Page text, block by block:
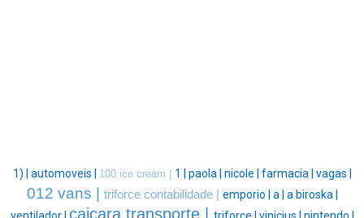
1) | automoveis | 100 ice cream | 1 | paola | nicole | farmacia | vagas |
012 vans | triforce contabilidade | emporio | a | a biroska |
caicara transporte |